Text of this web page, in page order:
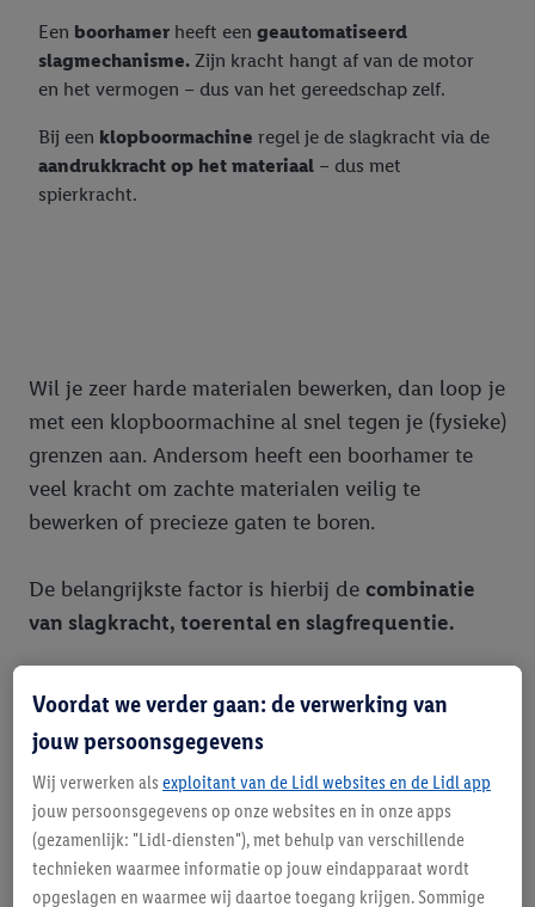
Een boorhamer heeft een geautomatiseerd
slagmechanisme. Zijn kracht hangt af van de motor
en het vermogen – dus van het gereedschap zelf.
Bij een klopboormachine regel je de slagkracht via de
aandrukkracht op het materiaal – dus met
spierkracht.
Wil je zeer harde materialen bewerken, dan loop je
met een klopboormachine al snel tegen je (fysieke)
grenzen aan. Andersom heeft een boorhamer te
veel kracht om zachte materialen veilig te
bewerken of precieze gaten te boren.
De belangrijkste factor is hierbij de combinatie
van slagkracht, toerental en slagfrequentie.
Boorhamer Klopboormachine
Slagfrequentie
laag; ca. 4.000 per
minuut
hoog; ca. 40.000
per minuut
hoog; tot wel 30
laag; meestal
Voordat we verder gaan: de verwerking van
jouw persoonsgegevens
Wij verwerken als exploitant van de Lidl websites en de Lidl app
jouw persoonsgegevens op onze websites en in onze apps
(gezamenlijk: "Lidl-diensten"), met behulp van verschillende
technieken waarmee informatie op jouw eindapparaat wordt
opgeslagen en waarmee wij daartoe toegang krijgen. Sommige